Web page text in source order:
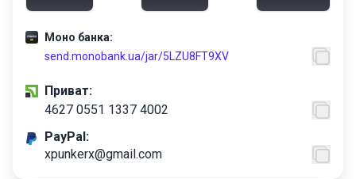
Моно банка:
send.monobank.ua/jar/5LZU8FT9XV
Приват:
4627 0551 1337 4002
PayPal:
xpunkerx@gmail.com